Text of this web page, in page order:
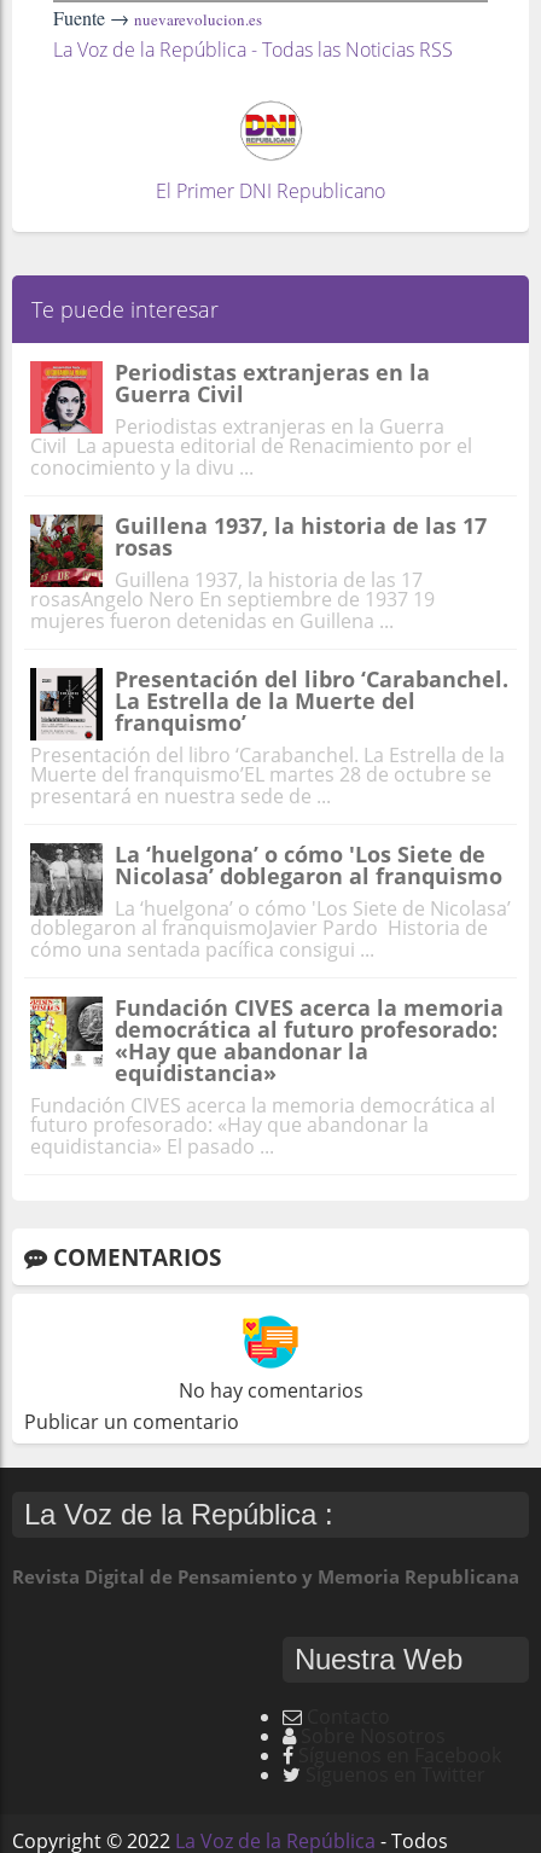
Fuente → nuevarevolucion.es
La Voz de la República - Todas las Noticias RSS
El Primer DNI Republicano
Te puede interesar
Periodistas extranjeras en la
Guerra Civil
Periodistas extranjeras en la Guerra
Civil La apuesta editorial de Renacimiento por el
conocimiento y la divu ...
Guillena 1937, la historia de las 17
rosas
Guillena 1937, la historia de las 17
rosasAngelo Nero En septiembre de 1937 19
mujeres fueron detenidas en Guillena ...
Presentación del libro ‘Carabanchel.
La Estrella de la Muerte del
franquismo’
Presentación del libro ‘Carabanchel. La Estrella de la
Muerte del franquismo’EL martes 28 de octubre se
presentará en nuestra sede de ...
La ‘huelgona’ o cómo 'Los Siete de
Nicolasa’ doblegaron al franquismo
La ‘huelgona’ o cómo 'Los Siete de Nicolasa’
doblegaron al franquismoJavier Pardo Historia de
cómo una sentada pacífica consigui ...
Fundación CIVES acerca la memoria
democrática al futuro profesorado:
«Hay que abandonar la
equidistancia»
Fundación CIVES acerca la memoria democrática al
futuro profesorado: «Hay que abandonar la
equidistancia» El pasado ...
COMENTARIOS
No hay comentarios
Publicar un comentario
La Voz de la República :
Revista Digital de Pensamiento y Memoria Republicana
Nuestra Web
Copyright ©2022 La Voz de la República - Todos